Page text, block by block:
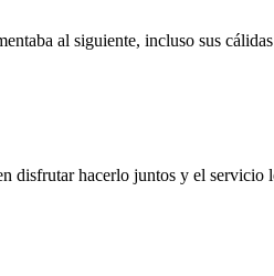
al siguiente, incluso sus
disfrutar hacerlo juntos y el